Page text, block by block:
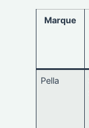
Marque
Pella